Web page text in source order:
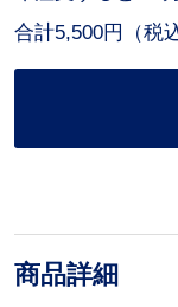
合計5,500円（税
商品詳細